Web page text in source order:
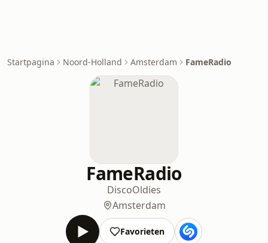
Startpagina Noord-Holland Amsterdam FameRadio
FameRadio
DiscoOldies
Amsterdam
Favorieten